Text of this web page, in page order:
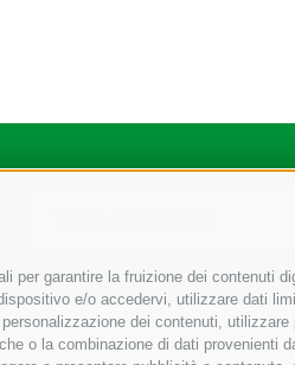
garantire la fruizione dei contenuti
e/o accedervi, utilizzare dati
dei contenuti,
o la combinazione di dati provenienti